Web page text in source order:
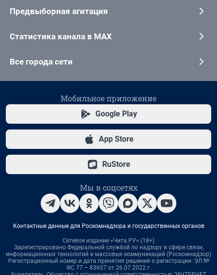
Предвыборная агитация
Статистика канала в MAX
Все города сети
Мобильное приложение
Google Play
App Store
RuStore
Мы в соцсетях
Контактные данные для Роскомнадзора и государственных органов
Сетевое издание «Чита.РУ» (18+)
Зарегистрировано Федеральной службой по надзору в сфере связи,
информационных технологий и массовых коммуникаций (Роскомнадзор)
Регистрационный номер и дата принятия решения о регистрации: ЭЛ №
ФС 77 – 83657 от 26.07.2022 г.